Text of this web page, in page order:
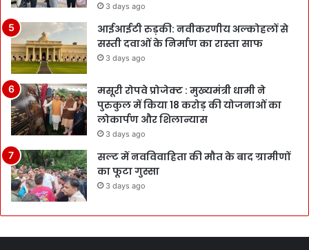
3 days ago
आईआईटी रुड़की: नवीकरणीय अल्कोहलों से
सस्ती दवाओं के निर्माण का रास्ता साफ
3 days ago
मसूरी रोपवे प्रोजेक्ट : मुख्‍यमंत्री धामी ने
पुरुकुल में किया 18 करोड़ की योजनाओं का
लोकार्पण और शिलान्यास
3 days ago
सल्ट में नवविवाहिता की मौत के बाद ग्रामीणों
का फूटा गुस्सा
3 days ago